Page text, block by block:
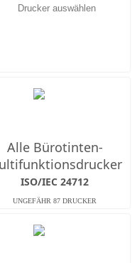
Alle Bürotinten-
ISO/IEC 24712